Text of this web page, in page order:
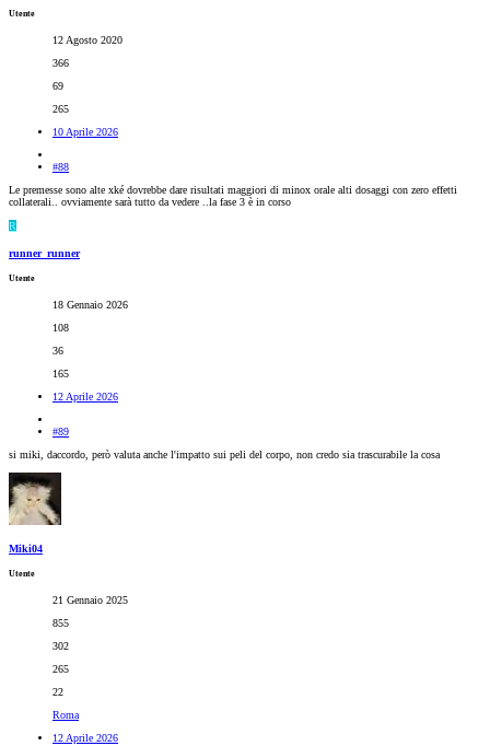
Utente
12 Agosto 2020
366
69
265
10 Aprile 2026
#88
Le premesse sono alte xké dovrebbe dare risultati maggiori di minox orale alti dosaggi con zero effetti
collaterali.. ovviamente sarà tutto da vedere ..la fase 3 è in corso
R
runner_runner
Utente
18 Gennaio 2026
108
36
165
12 Aprile 2026
#89
si miki, daccordo, però valuta anche l'impatto sui peli del corpo, non credo sia trascurabile la cosa
Miki04
Utente
21 Gennaio 2025
855
302
265
22
Roma
12 Aprile 2026